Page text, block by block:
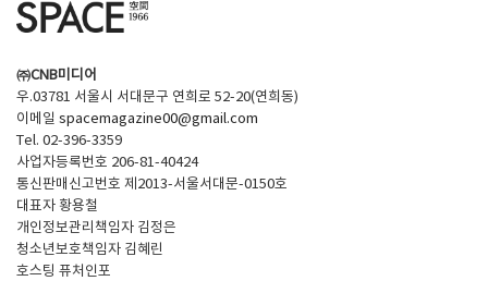
㈜CNB미디어
우.03781 서울시 서대문구 연희로 52-20(연희동)
이메일 spacemagazine00@gmail.com
Tel. 02-396-3359
사업자등록번호 206-81-40424
통신판매신고번호 제2013-서울서대문-0150호
대표자 황용철
개인정보관리책임자 김정은
청소년보호책임자 김혜린
호스팅 퓨처인포